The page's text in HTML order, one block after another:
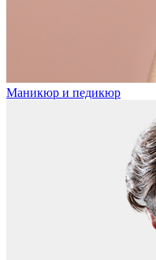
Маникюр и педикюр